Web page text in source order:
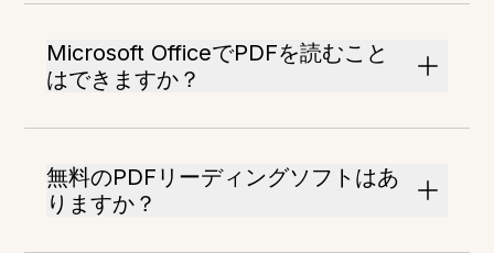
Microsoft OfficeでPDFを読むこと
はできますか？
無料のPDFリーディングソフトはあ
りますか？